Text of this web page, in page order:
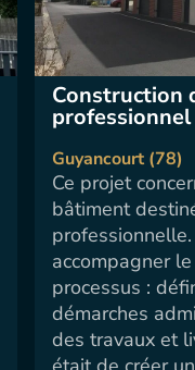
Construction
professionnel
Guyancourt (78)
Ce projet
bâtiment
accompagner
processus :
démarches
des travaux et